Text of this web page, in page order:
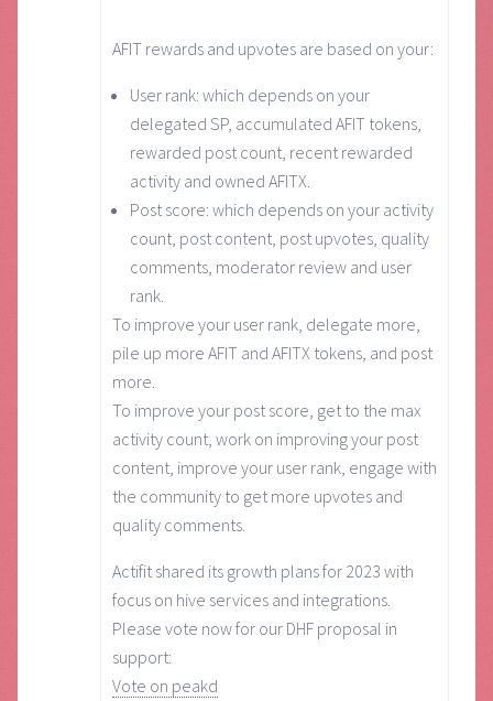
AFIT rewards and upvotes are based on your:
User rank: which depends on your
delegated SP, accumulated AFIT tokens,
rewarded post count, recent rewarded
activity and owned AFITX.
Post score: which depends on your activity
count, post content, post upvotes, quality
comments, moderator review and user
rank.
To improve your user rank, delegate more,
pile up more AFIT and AFITX tokens, and post
more.
To improve your post score, get to the max
activity count, work on improving your post
content, improve your user rank, engage with
the community to get more upvotes and
quality comments.
Actifit shared its growth plans for 2023 with
focus on hive services and integrations.
Please vote now for our DHF proposal in
support:
Vote on peakd